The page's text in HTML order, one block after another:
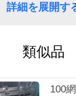
詳細を展開す
類似品
100